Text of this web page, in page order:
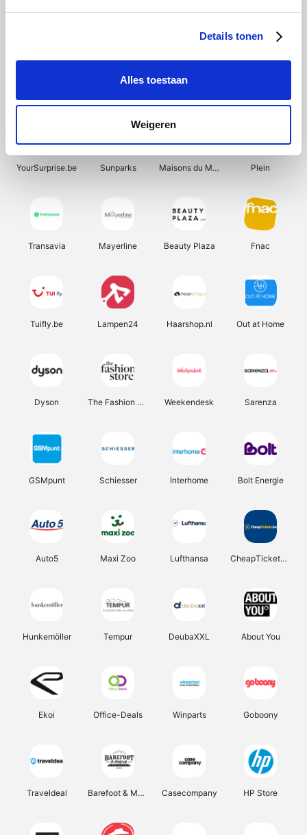
Details tonen
Alles toestaan
Weigeren
Shein Get Your Guide Bergfreunde Pazzox
YourSurprise.be Sunparks Maisons du Monde Plein
Transavia Mayerline Beauty Plaza Fnac
Tuifly.be Lampen24 Haarshop.nl Out at Home
Dyson The Fashion Store Weekendesk Sarenza
GSMpunt Schiesser Interhome Bolt Energie
Auto5 Maxi Zoo Lufthansa CheapTickets.be
Hunkemöller Tempur DeubaXXL About You
Ekoi Office-Deals Winparts Goboony
Traveldeal Barefoot & More Casecompany HP Store